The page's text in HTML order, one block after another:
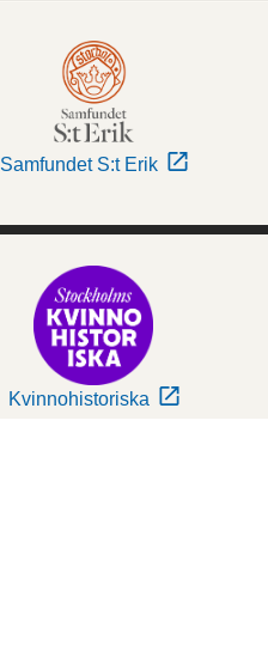
Samfundet S:t Erik
Kvinnohistoriska